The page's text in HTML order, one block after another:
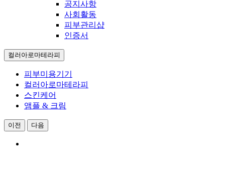
공지사항
사회활동
피부관리샵
인증서
컬러아로마테라피
피부미용기기
컬러아로마테라피
스킨케어
앰플 & 크림
이전 다음